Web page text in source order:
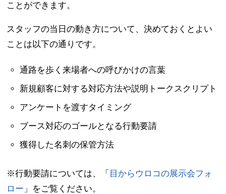
ことができます。
スタッフの当日の動き方について、決めておくとよい
ことは以下の通りです。
通路を歩く来場者への呼びかけの言葉
新規顧客に対する対応方法や説明トークスクリプト
アンケートを渡すタイミング
ブース対応のゴールとなる行動要請
獲得した名刺の保管方法
※行動要請については、「 目からウロコの展示会フォ
ロー 」をご覧ください。